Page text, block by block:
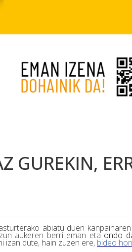
GUREKIN,
abiatu duen
aukeren berri eman eta ondo
izan dute, hain zuzen ere, bideo